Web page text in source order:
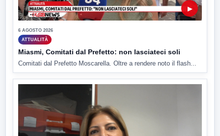
▶
6 AGOSTO 2026
ATTUALITÀ
Miasmi, Comitati dal Prefetto: non lasciateci soli
Comitati dal Prefetto Moscarella. Oltre a rendere noto il flash...